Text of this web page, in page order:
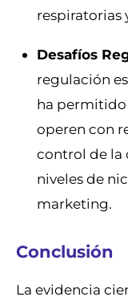
respiratorias
Desafíos
regulación
ha permitido
operen con
control de la
niveles de
marketing.
Conclusión
La evidencia